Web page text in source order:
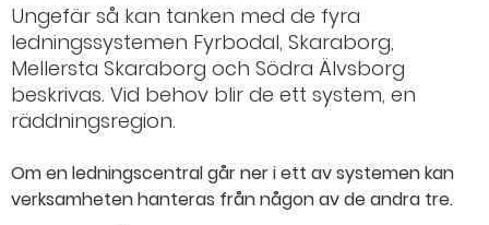
Ungefär så kan tanken med de fyra
ledningssystemen Fyrbodal, Skaraborg,
Mellersta Skaraborg och Södra Älvsborg
beskrivas. Vid behov blir de ett system, en
räddningsregion.
Om en ledningscentral går ner i ett av systemen kan
verksamheten hanteras från någon av de andra tre.